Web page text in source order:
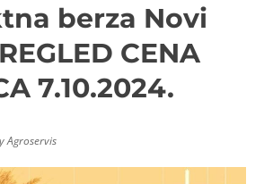
berza Novi
CENA
7.10.2024.
Agroservis